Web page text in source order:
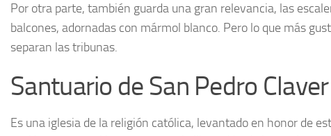
Por otra parte, también guarda una gran relevancia, las
balcones, adornadas con mármol blanco. Pero lo que más
separan las tribunas.
Santuario de San Pedro Claver
Es una iglesia de la religión católica, levantado en honor de